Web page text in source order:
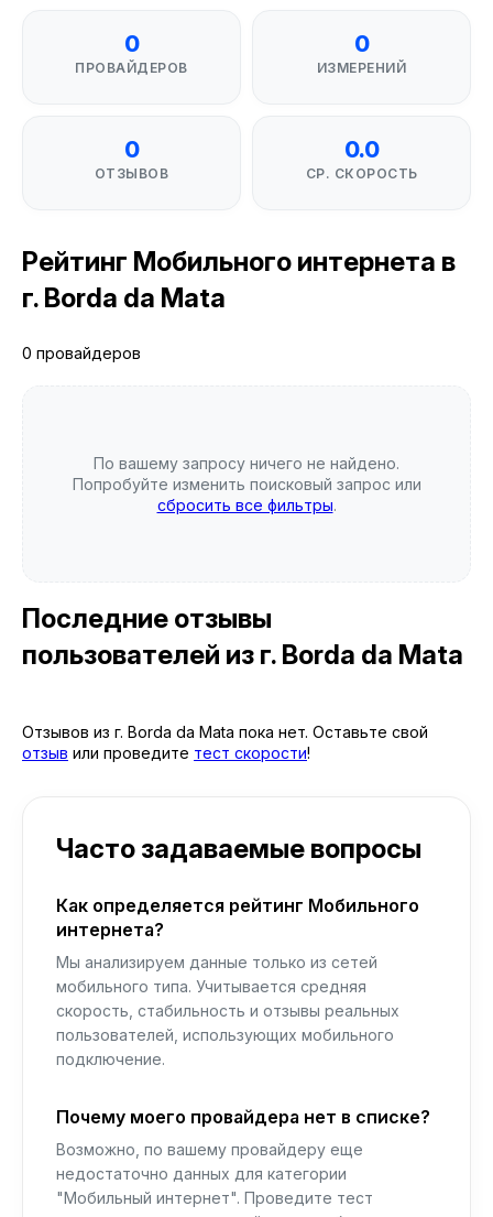
0
ПРОВАЙДЕРОВ
0
ИЗМЕРЕНИЙ
0
ОТЗЫВОВ
0.0
СР. СКОРОСТЬ
Рейтинг Мобильного интернета в
г. Borda da Mata
0 провайдеров
По вашему запросу ничего не найдено.
Попробуйте изменить поисковый запрос или
сбросить все фильтры.
Последние отзывы
пользователей из г. Borda da Mata
Отзывов из г. Borda da Mata пока нет. Оставьте свой
отзыв или проведите тест скорости!
Часто задаваемые вопросы
Как определяется рейтинг Мобильного
интернета?
Мы анализируем данные только из сетей
мобильного типа. Учитывается средняя
скорость, стабильность и отзывы реальных
пользователей, использующих мобильного
подключение.
Почему моего провайдера нет в списке?
Возможно, по вашему провайдеру еще
недостаточно данных для категории
"Мобильный интернет". Проведите тест